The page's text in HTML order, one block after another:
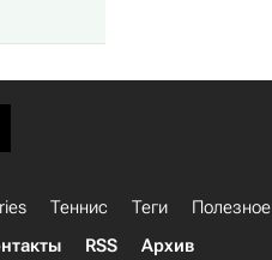
Теннис Теги
Полезное
RSS Архив